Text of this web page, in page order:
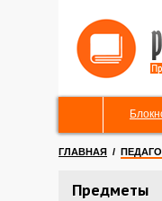
ГЛАВНАЯ /
Предметы